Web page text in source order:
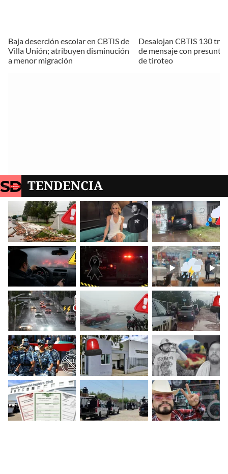
Baja deserción escolar en CBTIS de
Villa Unión; atribuyen disminución
a menor migración
Desalojan CBTIS 130
de mensaje con presunta
de tiroteo
TENDENCIA